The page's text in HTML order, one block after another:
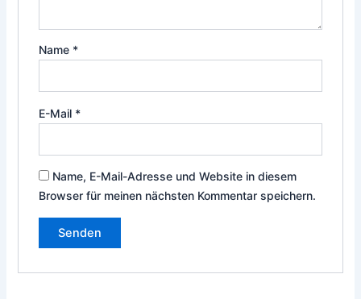
Name *
E-Mail *
Name, E-Mail-Adresse und Website in diesem
Browser für meinen nächsten Kommentar speichern.